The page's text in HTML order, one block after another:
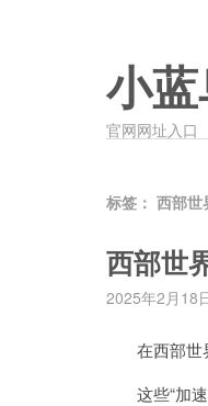
小
官网网址入口
标签： 西部世
西部世
2025年2月18
在西部世界
这些“加速